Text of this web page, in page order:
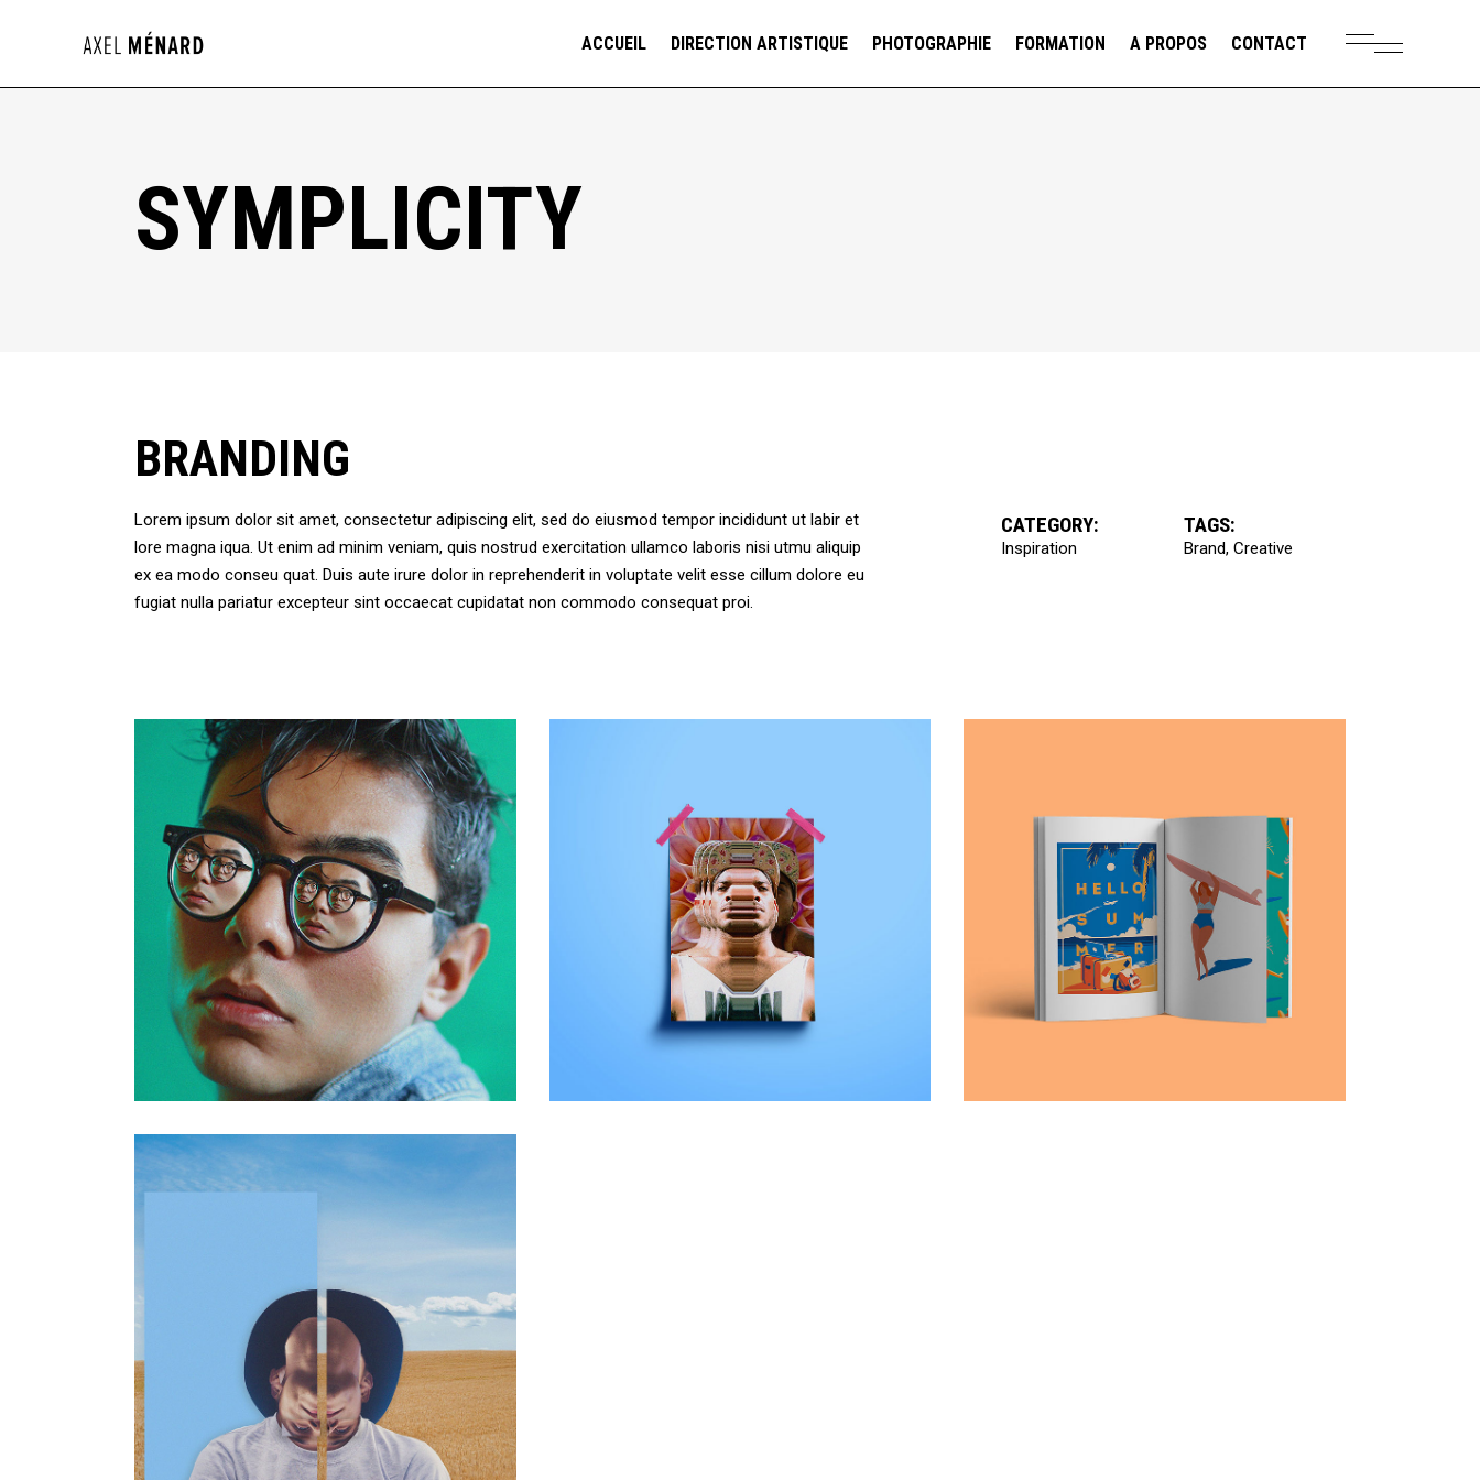
ACCUEIL DIRECTION ARTISTIQUE PHOTOGRAPHIE FORMATION A PROPOS CONTACT
SYMPLICITY
BRANDING
Lorem ipsum dolor sit amet, consectetur adipiscing elit, sed do eiusmod tempor incididunt ut labir et
lore magna iqua. Ut enim ad minim veniam, quis nostrud exercitation ullamco laboris nisi utmu aliquip
ex ea modo conseu quat. Duis aute irure dolor in reprehenderit in voluptate velit esse cillum dolore eu
fugiat nulla pariatur excepteur sint occaecat cupidatat non commodo consequat proi.
CATEGORY:
Inspiration
TAGS:
Brand Creative